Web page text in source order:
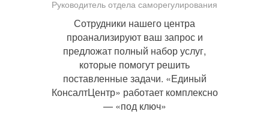
Руководитель отдела саморегулирования
Сотрудники нашего центра
проанализируют ваш запрос и
предложат полный набор услуг,
которые помогут решить
поставленные задачи. «Единый
КонсалтЦентр» работает комплексно
— «под ключ»